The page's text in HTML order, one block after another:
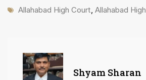
Tags
Allahabad High Court Allahabad
Shyam Sharan